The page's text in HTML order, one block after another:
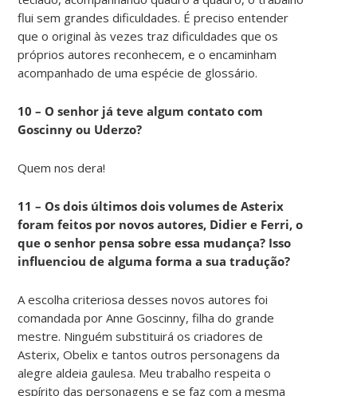
flui sem grandes dificuldades. É preciso entender
que o original às vezes traz dificuldades que os
próprios autores reconhecem, e o encaminham
acompanhado de uma espécie de glossário.
10 – O senhor já teve algum contato com
Goscinny ou Uderzo?
Quem nos dera!
11 – Os dois últimos dois volumes de Asterix
foram feitos por novos autores, Didier e Ferri, o
que o senhor pensa sobre essa mudança? Isso
influenciou de alguma forma a sua tradução?
A escolha criteriosa desses novos autores foi
comandada por Anne Goscinny, filha do grande
mestre. Ninguém substituirá os criadores de
Asterix, Obelix e tantos outros personagens da
alegre aldeia gaulesa. Meu trabalho respeita o
espírito das personagens e se faz com a mesma